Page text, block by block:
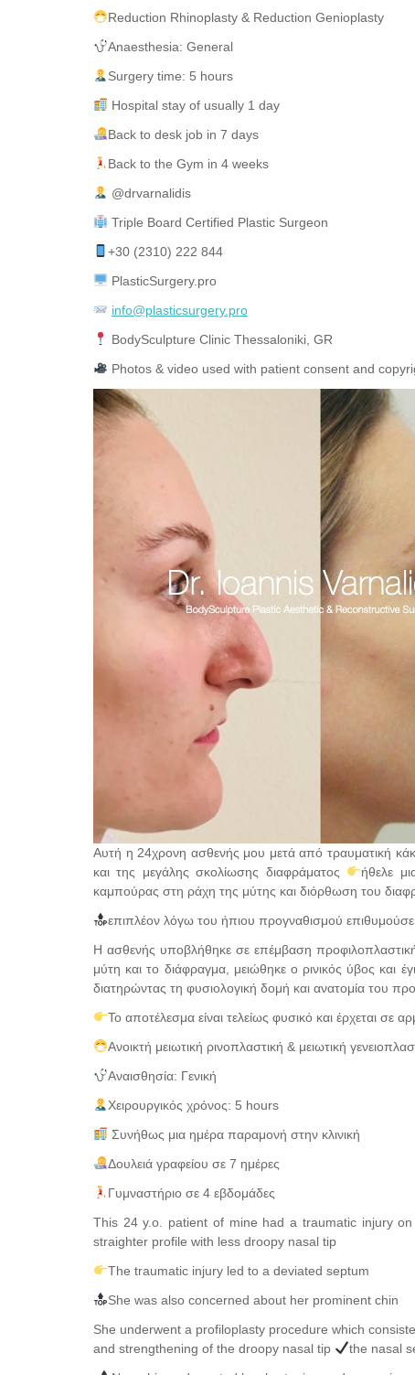
Reduction Rhinoplasty & Reduction Genioplasty
Anaesthesia: General
Surgery time: 5 hours
Hospital stay of usually 1 day
Back to desk job in 7 days
Back to the Gym in 4 weeks
@drvarnalidis⠀⠀⠀⠀⠀
Triple Board Certified Plastic Surgeon⠀
+30 (2310) 222 844
PlasticSurgery.pro⠀
info@plasticsurgery.pro
BodySculpture Clinic Thessaloniki, GR
Photos & video used with patient consent and
Αυτή η 24χρονη ασθενής μου μετά από τραυματική
και της μεγάλης σκολίωσης διαφράματος
ήθελε
καμπούρας στη ράχη της μύτης και διόρθωση του
επιπλέον λόγω του ήπιου προγναθισμού
Η ασθενής υποβλήθηκε σε επέμβαση
μύτη και το διάφραγμα, μειώθηκε ο ρινικός ύβος και
διατηρώντας τη φυσιολογική δομή και ανατομία του
Το αποτέλεσμα είναι τελείως φυσικό και έρχεται
Ανοικτή μειωτική ρινοπλαστική & μειωτική
Αναισθησία: Γενική
Χειρουργικός χρόνος: 5 hours
Συνήθως μια ημέρα παραμονή στην κλινική
Δουλειά γραφείου σε 7 ημέρες
Γυμναστήριο σε 4 εβδομάδες
This 24 y.o. patient of mine had a traumatic injury
straighter profile with less droopy nasal tip
The traumatic injury led to a deviated septum
She was also concerned about her prominent chin
She underwent a profiloplasty procedure which
and strengthening of the droopy nasal tip
the nasal